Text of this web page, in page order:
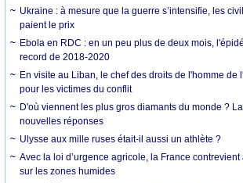
Ukraine : à mesure que la guerre s’intensifie, les
paient le prix
Ebola en RDC : en un peu plus de deux mois,
record de 2018-2020
En visite au Liban, le chef des droits de l'homme de
pour les victimes du conflit
D'où viennent les plus gros diamants du monde ?
nouvelles réponses
Ulysse aux mille ruses était-il aussi un athlète ?
Avec la loi d’urgence agricole, la France
sur les zones humides